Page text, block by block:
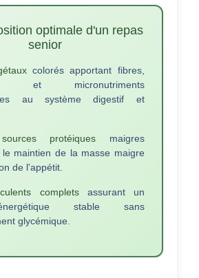
optimale d'un repas
senior
colorés apportant fibres,
et micronutriments
au système digestif et
protéiques maigres
le maintien de la masse maigre
de l'appétit.
completsassurant un
stable sans
glycémique.